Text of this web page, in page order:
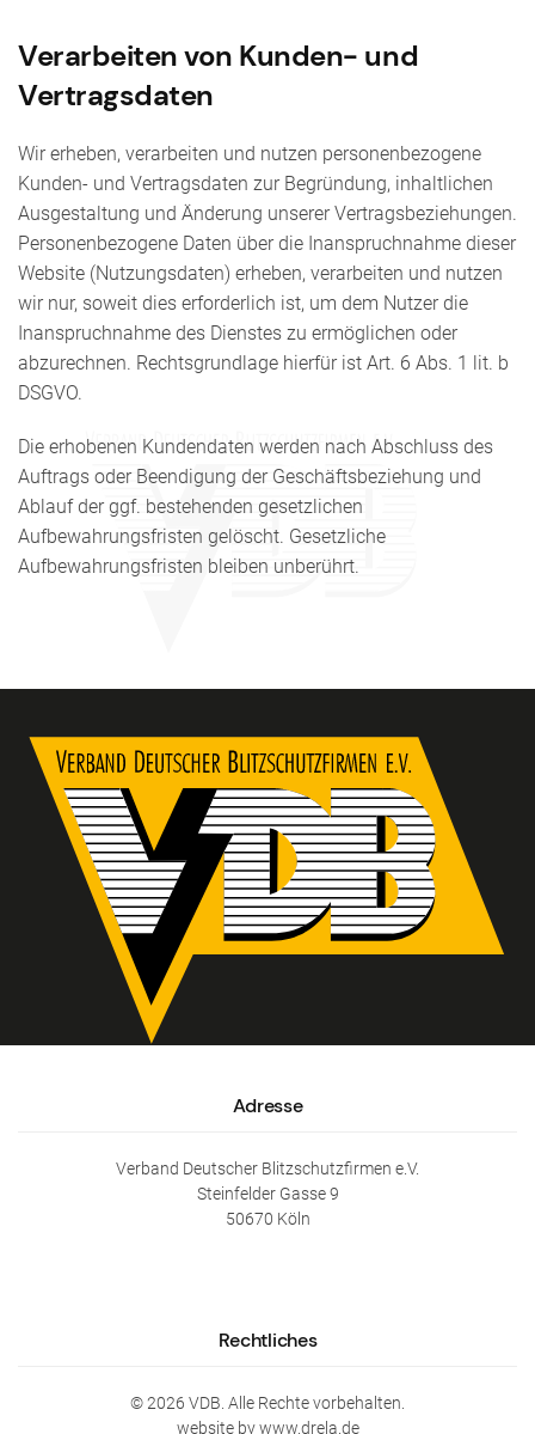
Verarbeiten von Kunden- und
Vertragsdaten
Wir erheben, verarbeiten und nutzen personenbezogene
Kunden- und Vertragsdaten zur Begründung, inhaltlichen
Ausgestaltung und Änderung unserer Vertragsbeziehungen.
Personenbezogene Daten über die Inanspruchnahme dieser
Website (Nutzungsdaten) erheben, verarbeiten und nutzen
wir nur, soweit dies erforderlich ist, um dem Nutzer die
Inanspruchnahme des Dienstes zu ermöglichen oder
abzurechnen. Rechtsgrundlage hierfür ist Art. 6 Abs. 1 lit. b
DSGVO.
Die erhobenen Kundendaten werden nach Abschluss des
Auftrags oder Beendigung der Geschäftsbeziehung und
Ablauf der ggf. bestehenden gesetzlichen
Aufbewahrungsfristen gelöscht. Gesetzliche
Aufbewahrungsfristen bleiben unberührt.
Adresse
Verband Deutscher Blitzschutzfirmen e.V.
Steinfelder Gasse 9
50670 Köln
Rechtliches
©2026 VDB. Alle Rechte vorbehalten.
website by www.drela.de